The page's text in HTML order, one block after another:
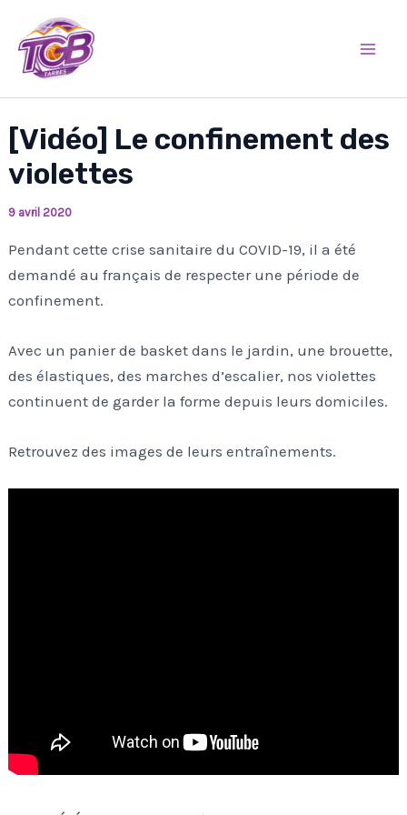
contenu
[Vidéo] Le confinement des
violettes
9 avril 2020
Pendant cette crise sanitaire du COVID-19, il a été
demandé au français de respecter une période de
confinement.
Avec un panier de basket dans le jardin, une brouette,
des élastiques, des marches d’escalier, nos violettes
continuent de garder la forme depuis leurs domiciles.
Retrouvez des images de leurs entraînements.